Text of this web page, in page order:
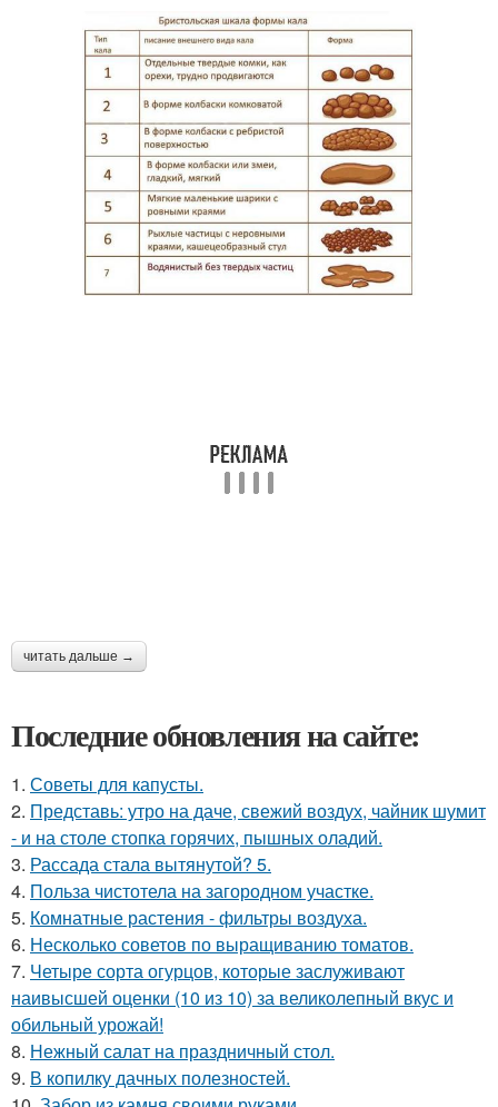
читать дальше →
Последние обновления на сайте:
1. Советы для капусты.
2. Представь: утро на даче, свежий воздух, чайник шумит
- и на столе стопка горячих, пышных оладий.
3. Рассада стала вытянутой? 5.
4. Польза чистотела на загородном участке.
5. Комнатные растения - фильтры воздуха.
6. Несколько советов по выращиванию томатов.
7. Четыре сорта огурцов, которые заслуживают
наивысшей оценки (10 из 10) за великолепный вкус и
обильный урожай!
8. Нежный салат на праздничный стол.
9. В копилку дачных полезностей.